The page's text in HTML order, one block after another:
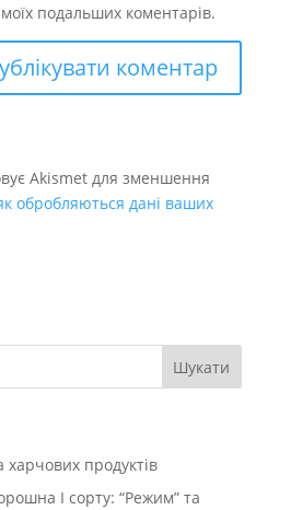
подальших коментарів.
Akismet для зменшення
обробляються дані ваших
харчових продуктів
І сорту: “Режим” та